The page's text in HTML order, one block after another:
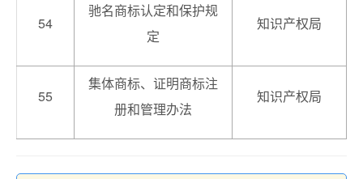
54
驰名商标认定和保护规
定
知识产权局
55
集体商标、证明商标注
册和管理办法
知识产权局